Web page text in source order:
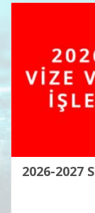
2026-2027